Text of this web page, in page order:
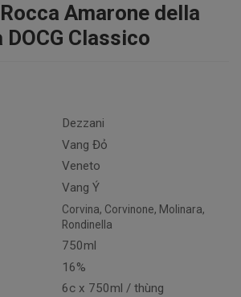
Amarone della
Classico
Dezzani
Vang Đỏ
Veneto
Vang Ý
Corvina, Corvinone, Molinara,
Rondinella
750ml
16%
6c x 750ml / thùng